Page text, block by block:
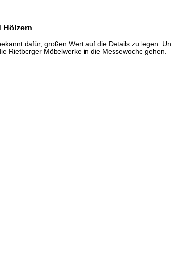
Hölzern
dafür, großen Wert auf die Details zu legen.
Rietberger Möbelwerke in die Messewoche gehen.